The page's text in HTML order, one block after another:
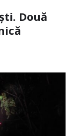
Două